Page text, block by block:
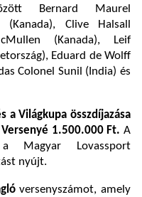
Bernard Maurel
Clive Halsall
(Kanada), Leif
Eduard de Wolff
Colonel Sunil (India) és
a Világkupa összdíjazása
1.500.000 Ft. A
a Magyar Lovassport
nyújt.
versenyszámot, amely